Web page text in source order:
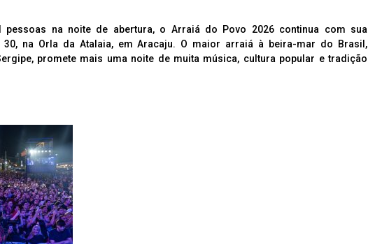
na noite de abertura, o Arraiá do Povo 2026 continua com sua
30, na Orla da Atalaia, em Aracaju. O maior arraiá à beira-mar do Brasil,
promete mais uma noite de muita música, cultura popular e tradição